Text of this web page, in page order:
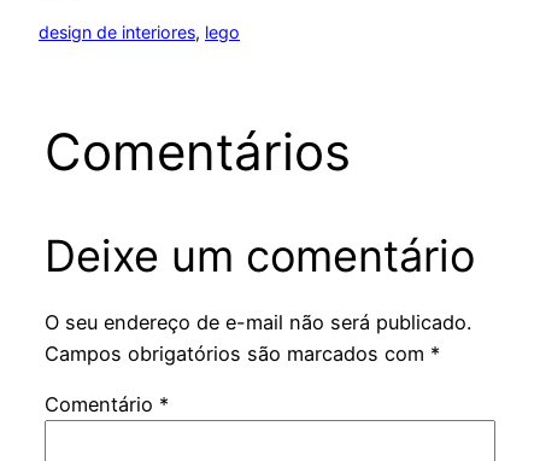
design de interiores, lego
Comentários
Deixe um comentário
O seu endereço de e-mail não será publicado.
Campos obrigatórios são marcados com *
Comentário *